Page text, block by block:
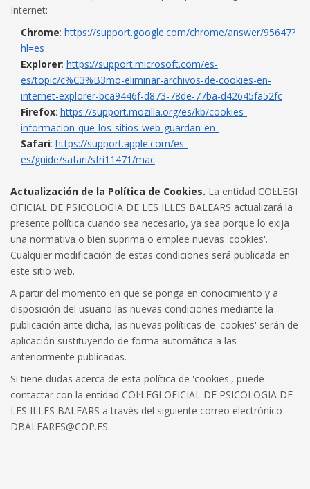
Internet:
Chrome: https://support.google.com/chrome/answer/95647?
hl=es
Explorer: https://support.microsoft.com/es-
es/topic/c%C3%B3mo-eliminar-archivos-de-cookies-en-
internet-explorer-bca9446f-d873-78de-77ba-d42645fa52fc
Firefox: https://support.mozilla.org/es/kb/cookies-
informacion-que-los-sitios-web-guardan-en-
Safari: https://support.apple.com/es-
es/guide/safari/sfri11471/mac
Actualización de la Política de Cookies. La entidad COL·LEGI
OFICIAL DE PSICOLOGIA DE LES ILLES BALEARS actualizará la
presente política cuando sea necesario, ya sea porque lo exija
una normativa o bien suprima o emplee nuevas 'cookies'.
Cualquier modificación de estas condiciones será publicada en
este sitio web.
A partir del momento en que se ponga en conocimiento y a
disposición del usuario las nuevas condiciones mediante la
publicación ante dicha, las nuevas políticas de 'cookies' serán de
aplicación sustituyendo de forma automática a las
anteriormente publicadas.
Si tiene dudas acerca de esta política de 'cookies', puede
contactar con la entidad COL·LEGI OFICIAL DE PSICOLOGIA DE
LES ILLES BALEARS a través del siguiente correo electrónico
DBALEARES@COP.ES.